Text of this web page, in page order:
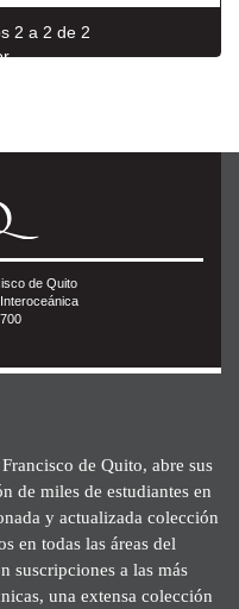
2 a 2 de 2
de Quito
de Quito, abre sus
de miles de estudiantes en
y actualizada colección
en todas las áreas del
suscripciones a las más
una extensa colección